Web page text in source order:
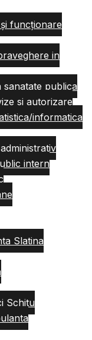
funcționare
in
publica
si autorizare
informatica
intern
Slatina
Schitu